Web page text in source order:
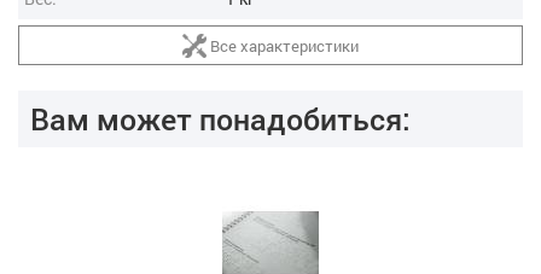
Все характеристики
Вам может понадобиться: